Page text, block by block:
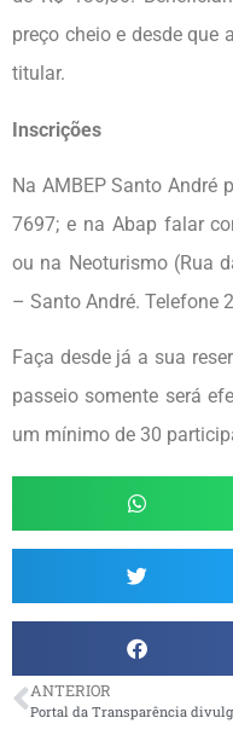
preço cheio e desde que
titular.
Inscrições
Na AMBEP Santo André
7697; e na Abap falar
ou na Neoturismo (Rua
– Santo André. Telefone
Faça desde já a sua
passeio somente será
um mínimo de 30
ANTERIOR